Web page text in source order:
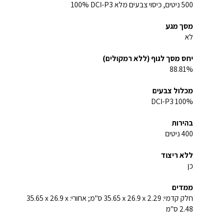
מסך מגע
לא
יחס מסך לגוף (ללא רמקולים)
88.81%‏
מכלול צבעים
100% DCI-P3‏
בהירות
400 ניטים
ללא ריצוד
כן
ממדים
חלק קדמי: ‎35.65 x 26.9 x 2.29 ס"מ; אחורי: ‎35.65 x 26.9 x
2.48 ס"מ